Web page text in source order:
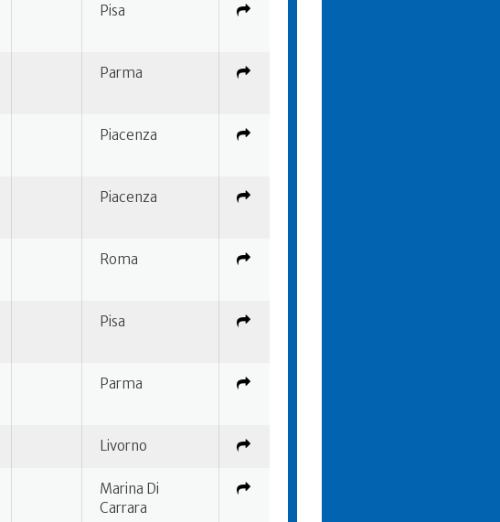
Pisa
Parma
Piacenza
Piacenza
Roma
Pisa
Parma
Livorno
Marina Di
Carrara